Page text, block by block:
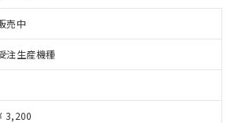
売中
注生産機種
3,200